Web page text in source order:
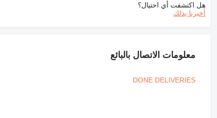
هل اكتشفت أي احتيال؟
أخبرنا بذلك
معلومات الاتصال بالبائع
DONE DELIVERIES